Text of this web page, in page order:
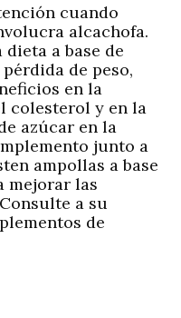
cuando
alcachofa.
a base de
de peso,
en la
colesterol y en la
azúcar en la
junto a
ampollas a base
mejorar las
a su
de